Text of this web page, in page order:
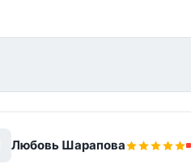
Любовь Шарапова